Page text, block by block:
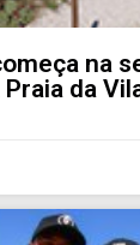
na
da